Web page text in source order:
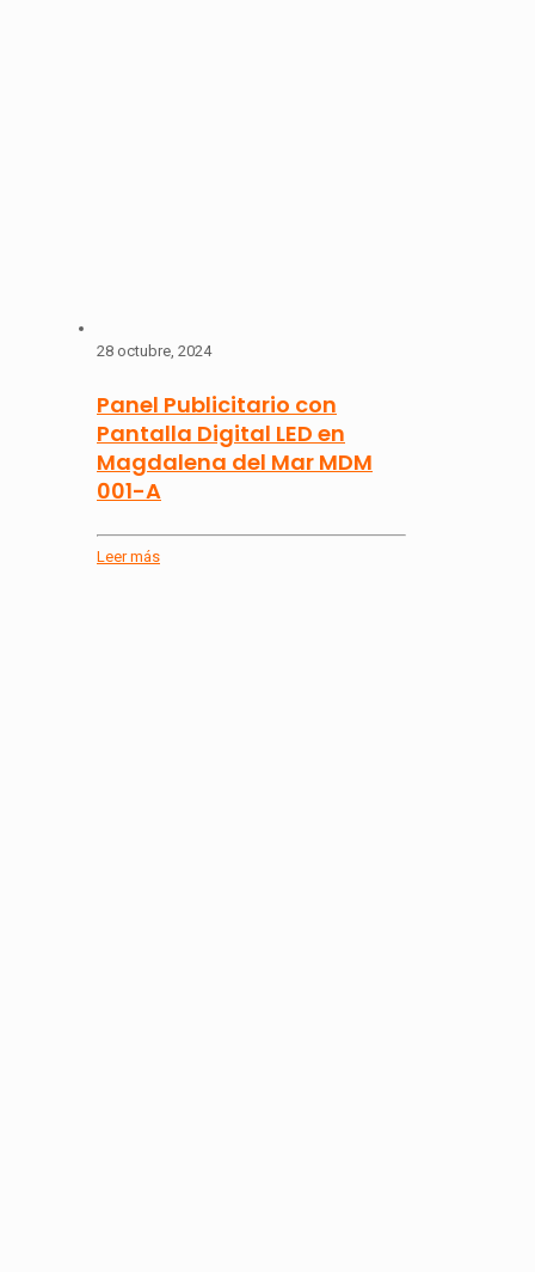
28 octubre, 2024
Panel Publicitario con
Pantalla Digital LED en
Magdalena del Mar MDM
001-A
Leer más